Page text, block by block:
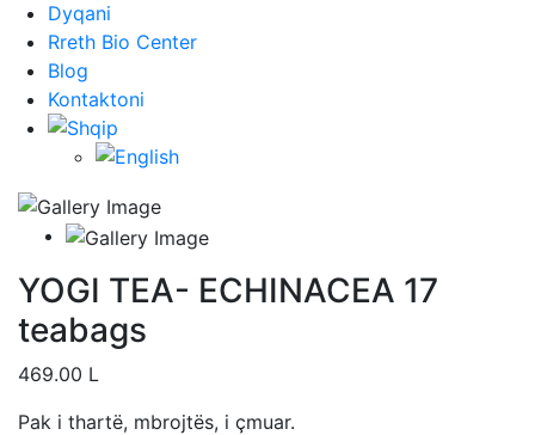
Dyqani
Rreth Bio Center
Blog
Kontaktoni
YOGI TEA- ECHINACEA 17
teabags
469.00 L
Pak i thartë, mbrojtës, i çmuar.